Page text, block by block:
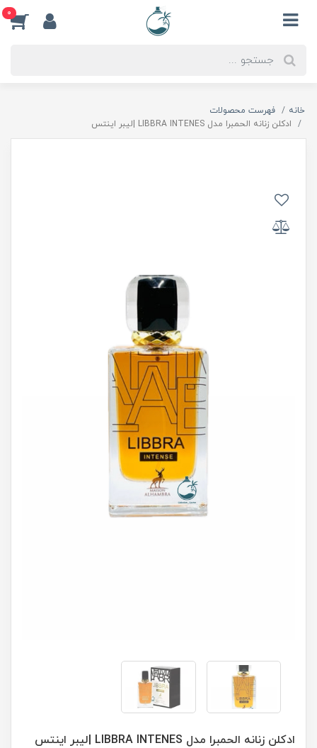
0
خانه
فهرست محصولات
ادكلن زنانه الحمبرا مدل LIBBRA INTENES |ليبر اينتس
ادكلن زنانه الحمبرا مدل LIBBRA INTENES |ليبر اينتس